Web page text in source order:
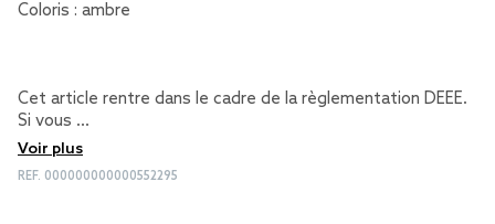
Coloris : ambre
Cet article rentre dans le cadre de la règlementation DEEE.
Si vous …
Voir plus
REF. 000000000000552295